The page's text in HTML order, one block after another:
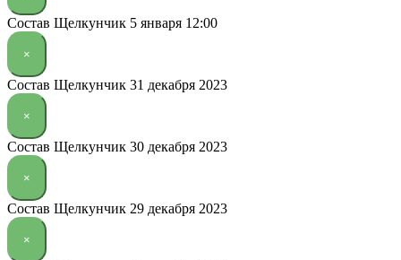
Состав Щелкунчик 5 января 12:00
×
Состав Щелкунчик 31 декабря 2023
×
Состав Щелкунчик 30 декабря 2023
×
Состав Щелкунчик 29 декабря 2023
×